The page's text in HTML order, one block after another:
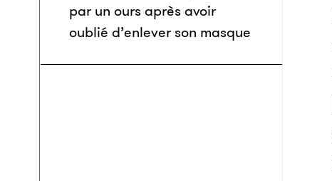
par un ours après avoir
oublié d’enlever son masque